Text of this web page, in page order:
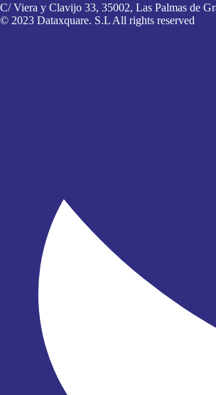
C/ Viera y Clavijo 33, 35002, Las Palmas de
© 2023 Dataxquare. S.L All rights reserved